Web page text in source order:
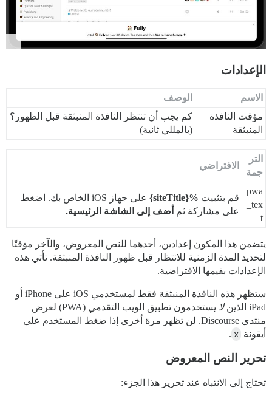
الإعدادات
الاسم
الوصف
مؤقت النافذة
المنبثقة
كم يجب أن تنتظر النافذة المنبثقة قبل الظهور؟
(بالمللي ثانية)
التر
جمة
الافتراضي
pwa
_tex
t
قم بتثبيت %{siteTitle}
على جهاز iOS الخاص بك. اضغط
على مشاركة ثم
أضف إلى الشاشة الرئيسية.
يتضمن هذا المكون إعدادين، أحدهما للنص المعروض، والآخر مؤقتًا
لتحديد المدة الزمنية للانتظار قبل ظهور النافذة المنبثقة. تأتي هذه
الإعدادات بقيمها الافتراضية.
ستظهر هذه النافذة المنبثقة فقط لمستخدمي iOS على iPhone أو
iPad الذين
لا
يستخدمون تطبيق الويب التقدمي (PWA) لعرض
منتدى Discourse. لن تظهر مرة أخرى إذا ضغط المستخدم على
أيقونة x
.
تحرير النص المعروض
تحتاج إلى الانتباه عند تحرير هذا الجزء: